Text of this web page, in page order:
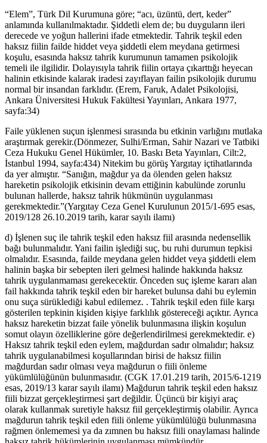
“Elem”, Türk Dil Kurumuna göre; “acı, üzüntü, dert, keder”
anlamında kullanılmaktadır. Şiddetli elem de; bu duyguların ileri
derecede ve yoğun hallerini ifade etmektedir. Tahrik teşkil eden
haksız fiilin failde hiddet veya şiddetli elem meydana getirmesi
koşulu, esasında haksız tahrik kurumunun tamamen psikolojik
temeli ile ilgilidir. Dolayısıyla tahrik fiilin ortaya çıkarttığı heyecan
halinin etkisinde kalarak iradesi zayıflayan failin psikolojik durumu
normal bir insandan farklıdır. (Erem, Faruk, Adalet Psikolojisi,
Ankara Üniversitesi Hukuk Fakültesi Yayınları, Ankara 1977,
sayfa:34)
Faile yüklenen suçun işlenmesi sırasında bu etkinin varlığını mutlaka
araştırmak gerekir.(Dönmezer, Sulhi/Erman, Sahir Nazari ve Tatbiki
Ceza Hukuku Genel Hükümler, 10. Baskı Beta Yayınları, Cilt:2,
İstanbul 1994, sayfa:434) Nitekim bu görüş Yargıtay içtihatlarında
da yer almıştır. “Sanığın, mağdur ya da ölenden gelen haksız
hareketin psikolojik etkisinin devam ettiğinin kabulünde zorunlu
bulunan hallerde, haksız tahrik hükmünün uygulanması
gerekmektedir.”(Yargıtay Ceza Genel Kurulunun 2015/1-695 esas,
2019/128 26.10.2019 tarih, karar sayılı ilamı)
d) İşlenen suç ile tahrik teşkil eden haksız fiil arasında nedensellik
bağı bulunmalıdır. Yani failin işlediği suç, bu ruhi durumun tepkisi
olmalıdır. Esasında, failde meydana gelen hiddet veya şiddetli elem
halinin başka bir sebepten ileri gelmesi halinde hakkında haksız
tahrik uygulanmaması gerekecektir. Önceden suç işleme kararı alan
fail hakkında tahrik teşkil eden bir hareket bulunsa dahi bu eylemin
onu suça sürüklediği kabul edilemez. . Tahrik teşkil eden fiile karşı
gösterilen tepkinin kişiden kişiye farklılık göstereceği açıktır. Ayrıca
haksız hareketin bizzat faile yönelik bulunmasına ilişkin koşulun
somut olayın özelliklerine göre değerlendirilmesi gerekmektedir. e)
Haksız tahrik teşkil eden eylem, mağdurdan sadır olmalıdır; haksız
tahrik uygulanabilmesi koşullarından birisi de haksız fiilin
mağdurdan sadır olması veya mağdurun o fiili önleme
yükümlülüğünün bulunmasıdır. (CGK 17.01.219 tarih, 2015/6-1219
esas, 2019/13 karar sayılı ilamı) Mağdurun tahrik teşkil eden haksız
fiili bizzat gerçekleştirmesi şart değildir. Üçüncü bir kişiyi araç
olarak kullanmak suretiyle haksız fiil gerçekleştirmiş olabilir. Ayrıca
mağdurun tahrik teşkil eden fiili önleme yükümlülüğü bulunmasına
rağmen önlememesi ya da zımnen bu haksız fiili onaylaması halinde